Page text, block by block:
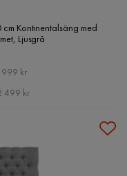
Kontinentalsäng med
Ljusgrå
999 kr
499 kr